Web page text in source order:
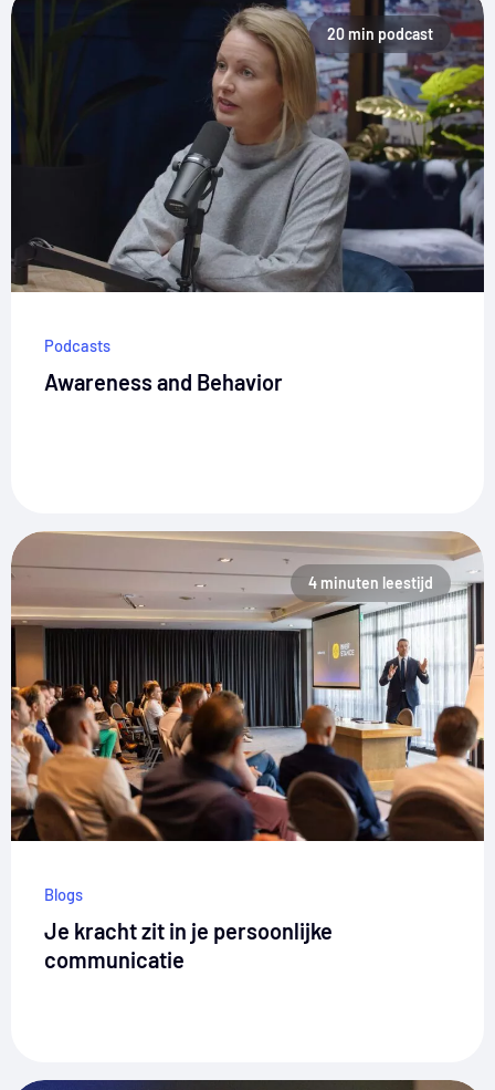
20 min podcast
Podcasts
Awareness and Behavior
4 minuten leestijd
Blogs
Je kracht zit in je persoonlijke
communicatie